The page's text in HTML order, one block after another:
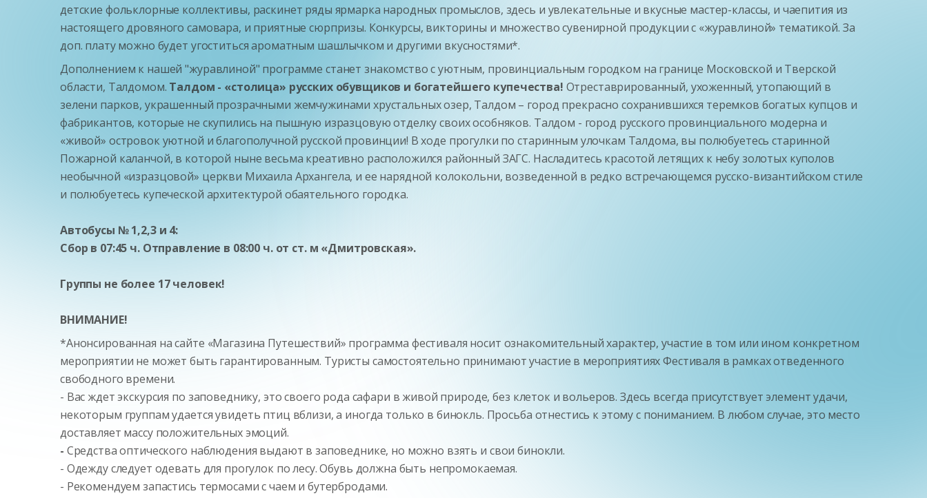
детские фольклорные коллективы, раскинет ряды ярмарка народных промыслов, здесь и увлекательные и вкусные мастер-классы, и чаепития из
настоящего дровяного самовара, и приятные сюрпризы. Конкурсы, викторины и множество сувенирной продукции с «журавлиной» тематикой. За
доп. плату можно будет угоститься ароматным шашлычком и другими вкусностями*.
Дополнением к нашей "журавлиной" программе станет знакомство с уютным, провинциальным городком на границе Московской и Тверской
области, Талдомом. Талдом - «столица» русских обувщиков и богатейшего купечества! Отреставрированный, ухоженный, утопающий в
зелени парков, украшенный прозрачными жемчужинами хрустальных озер, Талдом – город прекрасно сохранившихся теремков богатых купцов и
фабрикантов, которые не скупились на пышную изразцовую отделку своих особняков. Талдом - город русского провинциального модерна и
«живой» островок уютной и благополучной русской провинции! В ходе прогулки по старинным улочкам Талдома, вы полюбуетесь старинной
Пожарной каланчой, в которой ныне весьма креативно расположился районный ЗАГС. Насладитесь красотой летящих к небу золотых куполов
необычной «изразцовой» церкви Михаила Архангела, и ее нарядной колокольни, возведенной в редко встречающемся русско-византийском стиле
и полюбуетесь купеческой архитектурой обаятельного городка.
Автобусы № 1,2,3 и 4:
Сбор в 07:45 ч. Отправление в 08:00 ч. от ст. м «Дмитровская».
Группы не более 17 человек!
ВНИМАНИЕ!
*Анонсированная на сайте «Магазина Путешествий» программа фестиваля носит ознакомительный характер, участие в том или ином конкретном
мероприятии не может быть гарантированным. Туристы самостоятельно принимают участие в мероприятиях Фестиваля в рамках отведенного
свободного времени.
- Вас ждет экскурсия по заповеднику, это своего рода сафари в живой природе, без клеток и вольеров. Здесь всегда присутствует элемент удачи,
некоторым группам удается увидеть птиц вблизи, а иногда только в бинокль. Просьба отнестись к этому с пониманием. В любом случае, это место
доставляет массу положительных эмоций.
- Средства оптического наблюдения выдают в заповеднике, но можно взять и свои бинокли.
- Одежду следует одевать для прогулок по лесу. Обувь должна быть непромокаемая.
- Рекомендуем запастись термосами с чаем и бутербродами.